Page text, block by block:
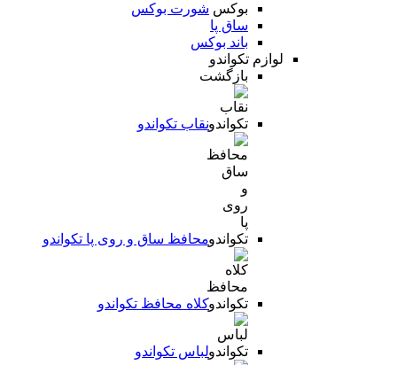
شورت بوکس
ساق پا
باند بوکس
لوازم تکواندو
بازگشت
نقاب تکواندو
محافظ ساق و روی پا تکواندو
کلاه محافظ تکواندو
لباس تکواندو